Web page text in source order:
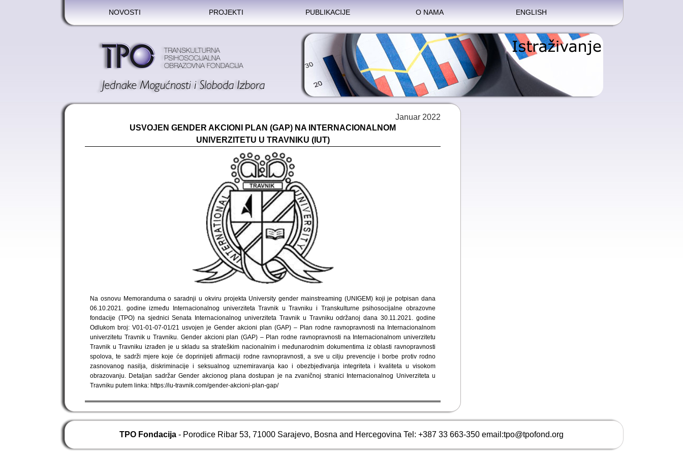
NOVOSTI PROJEKTI PUBLIKACIJE O NAMA ENGLISH
Januar 2022
USVOJEN GENDER AKCIONI PLAN (GAP) NA INTERNACIONALNOM
UNIVERZITETU U TRAVNIKU (IUT)
Na osnovu Memoranduma o saradnji u okviru projekta University gender mainstreaming (UNIGEM) koji je potpisan dana
06.10.2021. godine između Internacionalnog univerziteta Travnik u Travniku i Transkulturne psihosocijalne obrazovne
fondacije (TPO) na sjednici Senata Internacionalnog univerziteta Travnik u Travniku održanoj dana 30.11.2021. godine
Odlukom broj: V01-01-07-01/21 usvojen je Gender akcioni plan (GAP) – Plan rodne ravnopravnosti na Internacionalnom
univerzitetu Travnik u Travniku. Gender akcioni plan (GAP) – Plan rodne ravnopravnosti na Internacionalnom univerzitetu
Travnik u Travniku izrađen je u skladu sa strateškim nacionalnim i međunarodnim dokumentima iz oblasti ravnopravnosti
spolova, te sadrži mjere koje će doprinijeti afirmaciji rodne ravnopravnosti, a sve u cilju prevencije i borbe protiv rodno
zasnovanog nasilja, diskriminacije i seksualnog uznemiravanja kao i obezbjeđivanja integriteta i kvaliteta u visokom
obrazovanju. Detaljan sadržar Gender akcionog plana dostupan je na zvaničnoj stranici Internacionalnog Univerziteta u
Travniku putem linka: https://iu-travnik.com/gender-akcioni-plan-gap/
TPO Fondacija - Porodice Ribar 53, 71000 Sarajevo, Bosna and Hercegovina Tel: +387 33 663-350 email:tpo@tpofond.org